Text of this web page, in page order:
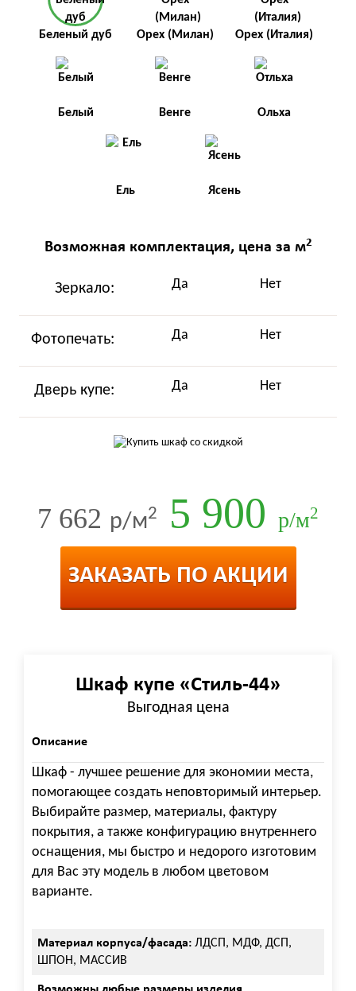
Беленый дуб Орех (Милан) Орех (Италия)
Белый Венге Ольха
Ель Ясень
Возможная комплектация, цена за м2
Зеркало: Да Нет
Фотопечать: Да Нет
Дверь купе: Да Нет
7 662 р/м2 5 900 р/м2
ЗАКАЗАТЬ ПО АКЦИИ
Шкаф купе «Стиль-44»
Выгодная цена
Описание
Шкаф - лучшее решение для экономии места,
помогающее создать неповторимый интерьер.
Выбирайте размер, материалы, фактуру
покрытия, а также конфигурацию внутреннего
оснащения, мы быстро и недорого изготовим
для Вас эту модель в любом цветовом
варианте.
Материал корпуса/фасада: ЛДСП, МДФ, ДСП,
ШПОН, МАССИВ